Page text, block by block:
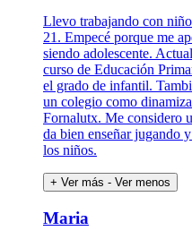
Llevo trabajando con
21. Empecé porque me
siendo adolescente.
curso de Educación
el grado de infantil.
un colegio como
Fornalutx. Me considero
da bien enseñar jugando
los niños.
+ Ver más - Ver menos
Maria